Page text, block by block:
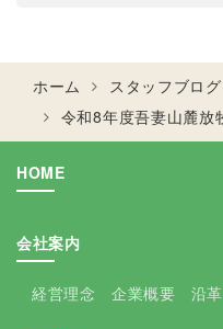
ホーム
スタッフブログ
令和8年度吾妻山麓放
HOME
会社案内
経営理念 企業概要 沿革